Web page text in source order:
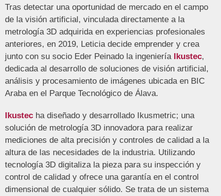
Tras detectar una oportunidad de mercado en el campo
de la visión artificial, vinculada directamente a la
metrología 3D adquirida en experiencias profesionales
anteriores, en 2019, Leticia decide emprender y crea
junto con su socio Eder Peinado la ingeniería Ikustec,
dedicada al desarrollo de soluciones de visión artificial,
análisis y procesamiento de imágenes ubicada en BIC
Araba en el Parque Tecnológico de Álava.
Ikustec ha diseñado y desarrollado Ikusmetric; una
solución de metrología 3D innovadora para realizar
mediciones de alta precisión y controles de calidad a la
altura de las necesidades de la industria. Utilizando
tecnología 3D digitaliza la pieza para su inspección y
control de calidad y ofrece una garantía en el control
dimensional de cualquier sólido. Se trata de un sistema